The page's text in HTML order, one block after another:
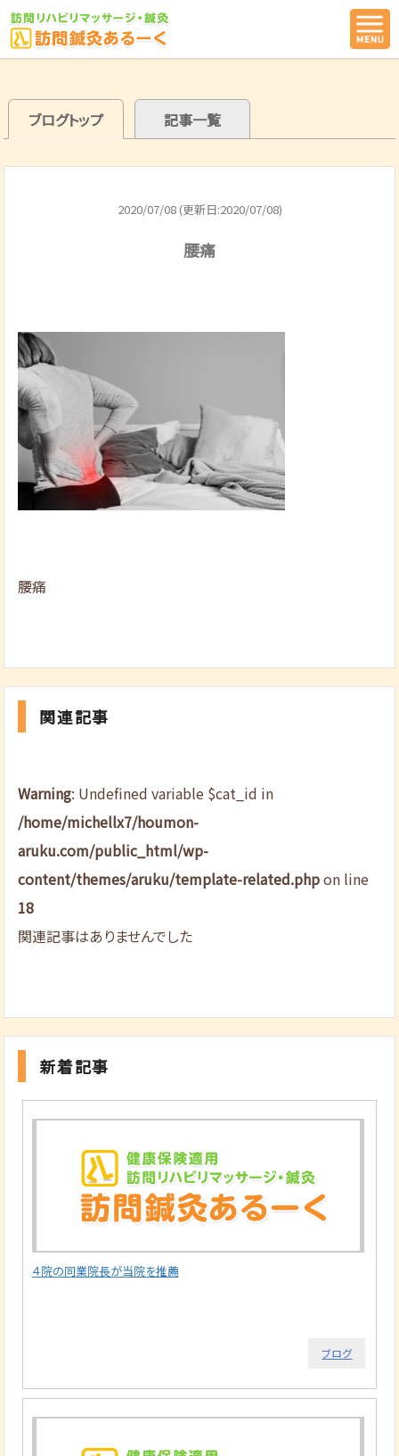
ブログトップ 記事一覧
2020/07/08 (更新日:2020/07/08)
腰痛
腰痛
関連記事
Warning: Undefined variable $cat_id in
/home/michellx7/houmon-
aruku.com/public_html/wp-
content/themes/aruku/template-related.phpon line
18
関連記事はありませんでした
新着記事
４院の同業院長が当院を推薦
ブログ